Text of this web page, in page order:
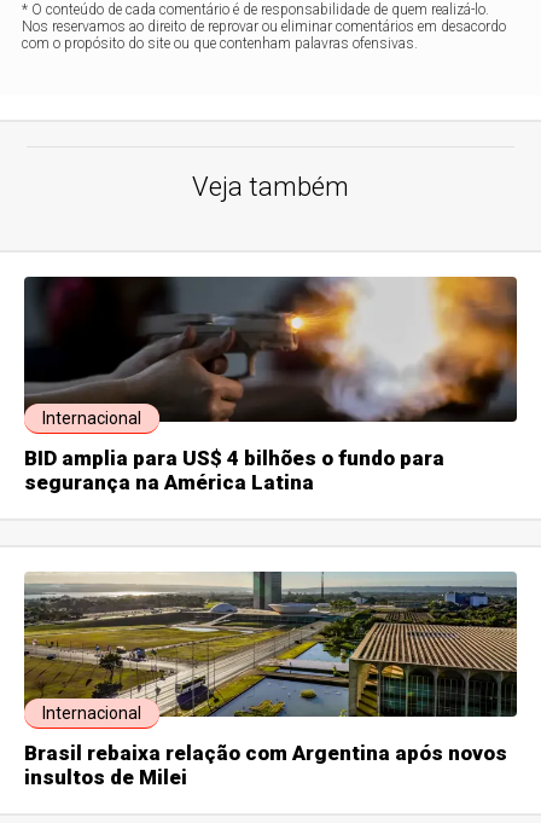
* O conteúdo de cada comentário é de responsabilidade de quem realizá-lo.
Nos reservamos ao direito de reprovar ou eliminar comentários em desacordo
com o propósito do site ou que contenham palavras ofensivas.
Veja também
Internacional
BID amplia para US$ 4 bilhões o fundo para
segurança na América Latina
Internacional
Brasil rebaixa relação com Argentina após novos
insultos de Milei